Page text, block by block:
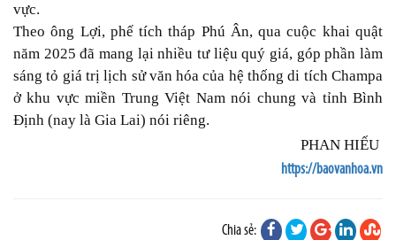
vực.
Theo ông Lợi, phế tích tháp Phú Ân, qua cuộc khai quật
năm 2025 đã mang lại nhiều tư liệu quý giá, góp phần làm
sáng tỏ giá trị lịch sử văn hóa của hệ thống di tích Champa
ở khu vực miền Trung Việt Nam nói chung và tỉnh Bình
Định (nay là Gia Lai) nói riêng.
PHAN HIẾU
https://baovanhoa.vn
Chia sẻ: